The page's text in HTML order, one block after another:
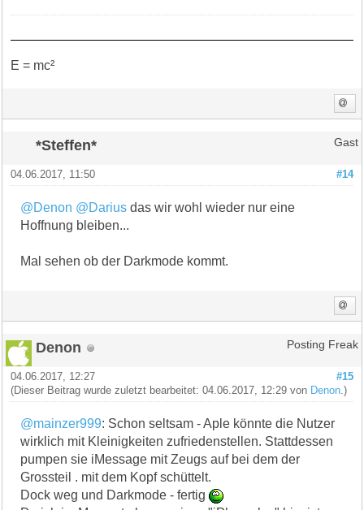
E = mc²
*Steffen* Gast
#14
04.06.2017, 11:50
@Denon @Darius das wir wohl wieder nur eine
Hoffnung bleiben...
Mal sehen ob der Darkmode kommt.
Denon Posting Freak
#15
04.06.2017, 12:27
(Dieser Beitrag wurde zuletzt bearbeitet: 04.06.2017, 12:29 von Denon.)
@mainzer999: Schon seltsam - Aple könnte die Nutzer
wirklich mit Kleinigkeiten zufriedenstellen. Stattdessen
pumpen sie iMessage mit Zeugs auf bei dem der
Grossteil . mit dem Kopf schüttelt.
Dock weg und Darkmode - fertig